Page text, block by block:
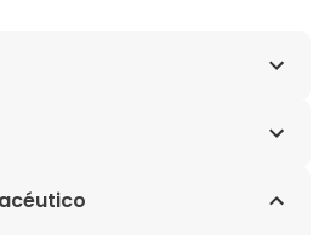
Macrogol 400,